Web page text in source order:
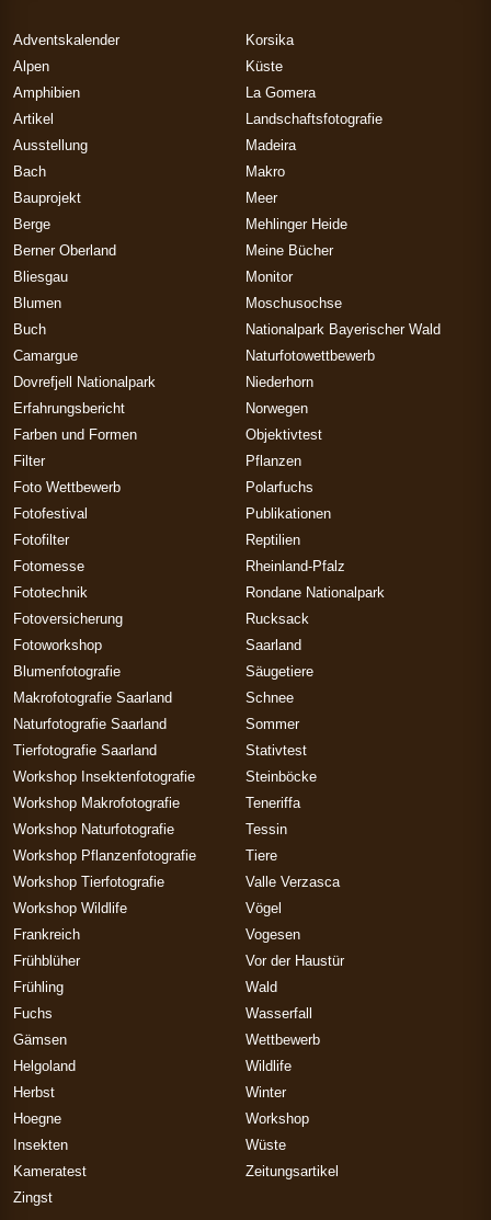
Adventskalender
Alpen
Amphibien
Artikel
Ausstellung
Bach
Bauprojekt
Berge
Berner Oberland
Bliesgau
Blumen
Buch
Camargue
Dovrefjell Nationalpark
Erfahrungsbericht
Farben und Formen
Filter
Foto Wettbewerb
Fotofestival
Fotofilter
Fotomesse
Fototechnik
Fotoversicherung
Fotoworkshop
Blumenfotografie
Makrofotografie Saarland
Naturfotografie Saarland
Tierfotografie Saarland
Workshop Insektenfotografie
Workshop Makrofotografie
Workshop Naturfotografie
Workshop Pflanzenfotografie
Workshop Tierfotografie
Workshop Wildlife
Frankreich
Frühblüher
Frühling
Fuchs
Gämsen
Helgoland
Herbst
Hoegne
Insekten
Kameratest
Korsika
Küste
La Gomera
Landschaftsfotografie
Madeira
Makro
Meer
Mehlinger Heide
Meine Bücher
Monitor
Moschusochse
Nationalpark Bayerischer Wald
Naturfotowettbewerb
Niederhorn
Norwegen
Objektivtest
Pflanzen
Polarfuchs
Publikationen
Reptilien
Rheinland-Pfalz
Rondane Nationalpark
Rucksack
Saarland
Säugetiere
Schnee
Sommer
Stativtest
Steinböcke
Teneriffa
Tessin
Tiere
Valle Verzasca
Vögel
Vogesen
Vor der Haustür
Wald
Wasserfall
Wettbewerb
Wildlife
Winter
Workshop
Wüste
Zeitungsartikel
Zingst